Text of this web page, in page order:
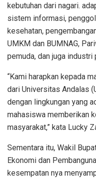
kebutuhan dari nagari.
sistem informasi,
kesehatan,
UMKM dan BUMNAG,
pemuda, dan juga industri
“Kami harapkan kepada
dari Universitas Andalas
dengan lingkungan yang
mahasiswa memberikan
masyarakat,” kata Lucky
Sementara itu, Wakil
Ekonomi dan
kesempatan nya